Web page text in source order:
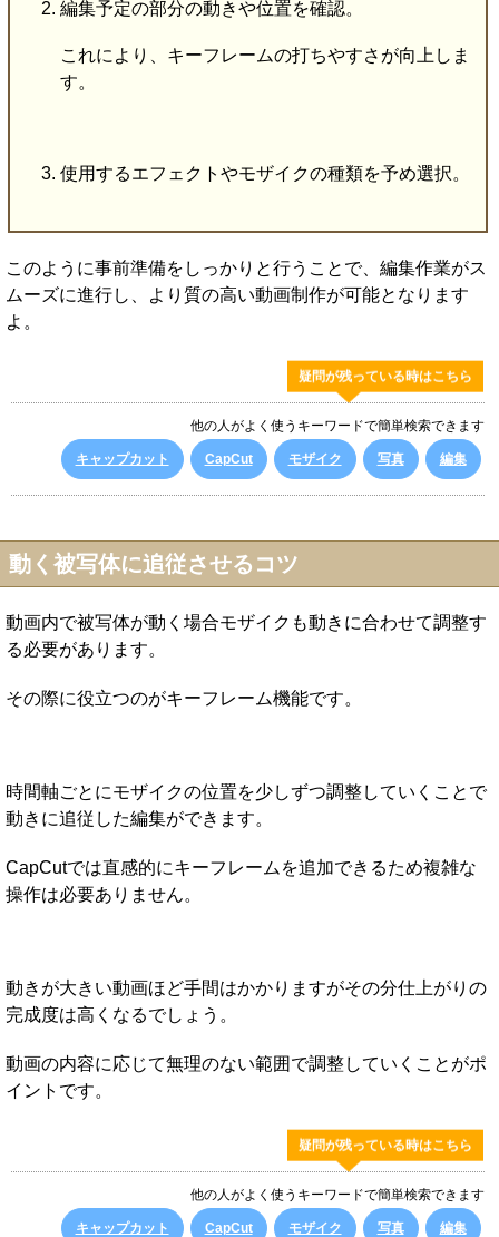
編集予定の部分の動きや位置を確認。
これにより、キーフレームの打ちやすさが向上しま
す。
使用するエフェクトやモザイクの種類を予め選択。
このように事前準備をしっかりと行うことで、編集作業がス
ムーズに進行し、より質の高い動画制作が可能となります
よ。
疑問が残っている時はこちら
他の人がよく使うキーワードで簡単検索できます
キャップカット CapCut モザイク 写真 編集
動く被写体に追従させるコツ
動画内で被写体が動く場合モザイクも動きに合わせて調整す
る必要があります。
その際に役立つのがキーフレーム機能です。
時間軸ごとにモザイクの位置を少しずつ調整していくことで
動きに追従した編集ができます。
CapCutでは直感的にキーフレームを追加できるため複雑な
操作は必要ありません。
動きが大きい動画ほど手間はかかりますがその分仕上がりの
完成度は高くなるでしょう。
動画の内容に応じて無理のない範囲で調整していくことがポ
イントです。
疑問が残っている時はこちら
他の人がよく使うキーワードで簡単検索できます
キャップカット CapCut モザイク 写真 編集